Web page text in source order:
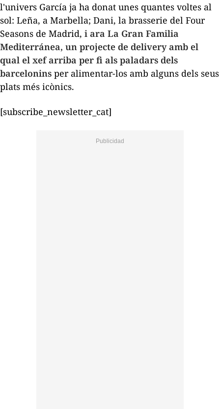
l'univers García ja ha donat unes quantes voltes al
sol: Leña, a Marbella; Dani, la brasserie del Four
Seasons de Madrid, i ara La Gran Familia
Mediterránea, un projecte de deliveryamb el
qual el xef arriba per fi als paladars dels
barcelonins per alimentar-los amb alguns dels seus
plats més icònics.
[subscribe_newsletter_cat]